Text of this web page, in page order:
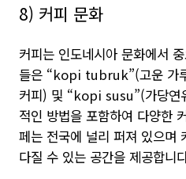
8) 커피 문화
커피는 인도네시아 문화에서
들은 “kopi tubruk”(고운 가
커피) 및 “kopi susu”(가당연
적인 방법을 포함하여 다양한
페는 전국에 널리 퍼져 있으며
다질 수 있는 공간을 제공합니